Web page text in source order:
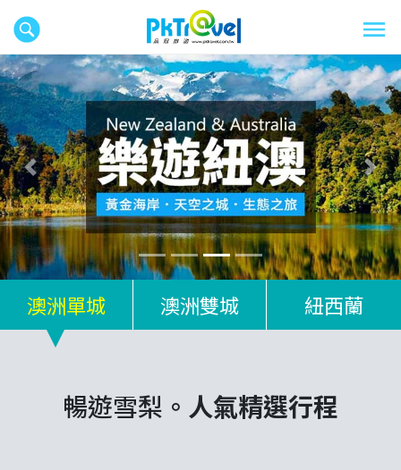
往前 往後
澳洲單城 澳洲雙城 紐西蘭
暢遊雪梨。 人氣精選行程